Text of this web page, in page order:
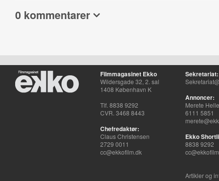
0 kommentarer
Filmmagasinet Ekko
Wildersgade 32, 2. sal
1408 København K
Tlf. 8838 9292
CVR. 3468 8443
Chefredaktør:
Claus Christensen
2729 0011
cc@ekkofilm.dk
Sekretariat:
Annoncer:
Merete
6111 5851
Ekko
8838 9292
Artikler og